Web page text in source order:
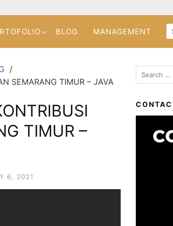
BLOG MANAGEMENT
SEMARANG TIMUR – JAVA
TIMUR –
6, 2021